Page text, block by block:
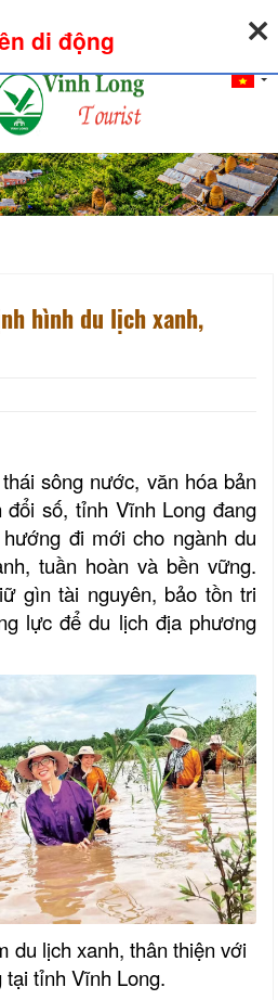
Đăng nhập
hình du lịch xanh,
sông nước, văn hóa bản
số, tỉnh Vĩnh Long đang
đi mới cho ngành du
tuần hoàn và bền vững.
gìn tài nguyên, bảo tồn tri
lực để du lịch địa phương
du lịch xanh, thân thiện với
tỉnh Vĩnh Long.
di động